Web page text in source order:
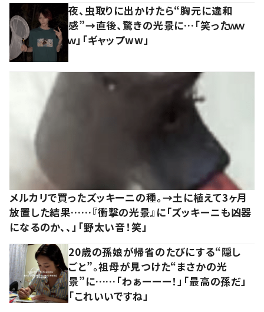
夜、虫取りに出かけたら“胸元に違和
感”→直後、驚きの光景に…「笑ったｗｗ
ｗ」「ギャップww」
メルカリで買ったズッキーニの種。→土に植えて3ヶ月
放置した結果……『衝撃の光景』に「ズッキーニも凶器
になるのか、、」「野太い音！笑」
20歳の孫娘が帰省のたびにする“隠し
ごと”。祖母が見つけた“まさかの光
景”に……「わぁーーー！」「最高の孫だ」
「これいいですね」